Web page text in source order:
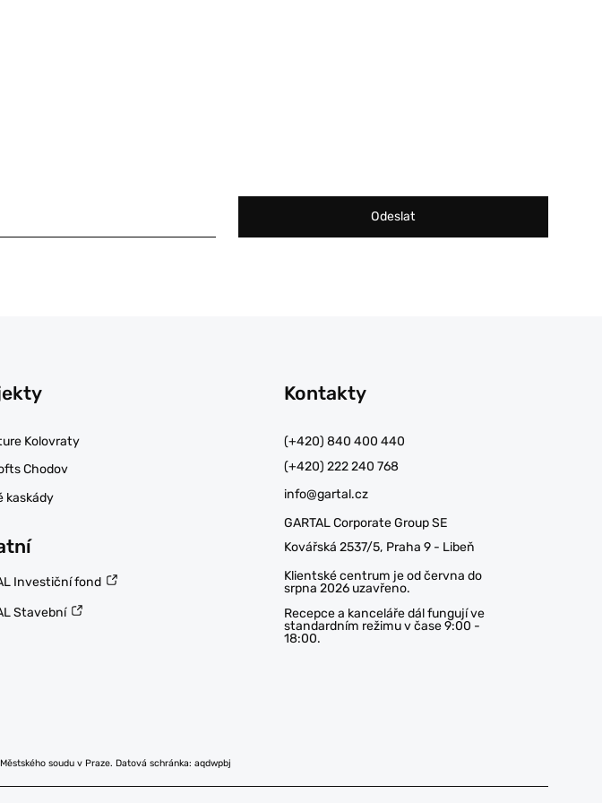
Odeslat
Kolovraty
Chodov
kaskády
Investiční fond
Stavební
Kontakty
(+420) 840 400 440
(+420) 222 240 768
info@gartal.cz
GARTAL Corporate Group SE
Kovářská 2537/5, Praha 9 - Libeň
Klientské centrum je od června do
srpna 2026 uzavřeno.
Recepce a kanceláře dál fungují ve
standardním režimu v čase 9:00 -
18:00.
soudu v Praze. Datová schránka: aqdwpbj